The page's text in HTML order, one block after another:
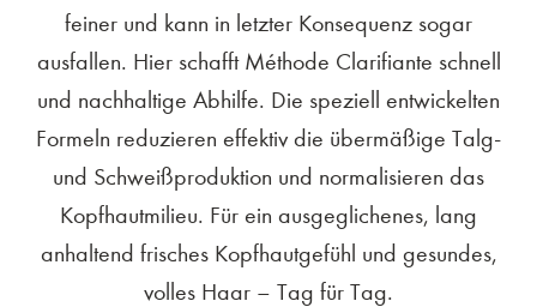
feiner und kann in letzter Konsequenz sogar
ausfallen. Hier schafft Méthode Clarifiante schnell
und nachhaltige Abhilfe. Die speziell entwickelten
Formeln reduzieren effektiv die übermäßige Talg-
und Schweißproduktion und normalisieren das
Kopfhautmilieu. Für ein ausgeglichenes, lang
anhaltend frisches Kopfhautgefühl und gesundes,
volles Haar – Tag für Tag.